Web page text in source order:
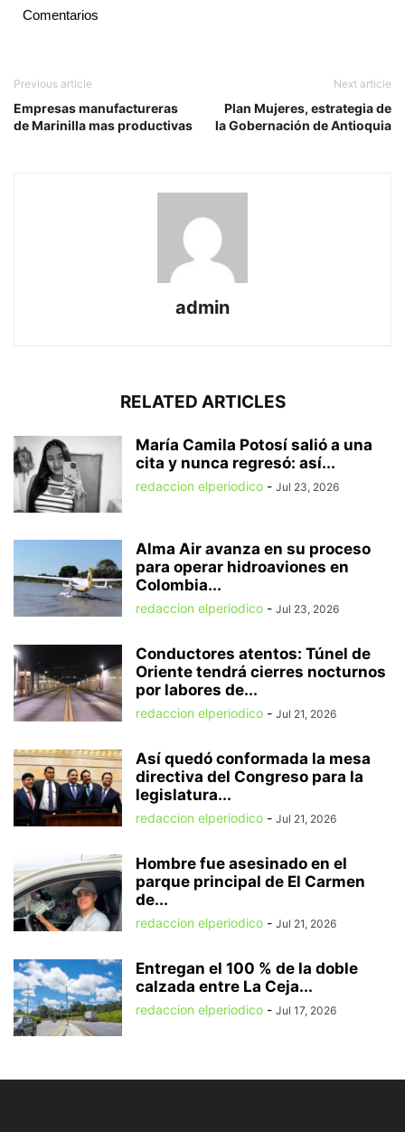
Comentarios
Previous article
Empresas manufactureras
de Marinilla mas productivas
Next article
Plan Mujeres, estrategia de
la Gobernación de Antioquia
admin
RELATED ARTICLES
María Camila Potosí salió a una
cita y nunca regresó: así...
redaccion elperiodico - Jul 23, 2026
Alma Air avanza en su proceso
para operar hidroaviones en
Colombia...
redaccion elperiodico - Jul 23, 2026
Conductores atentos: Túnel de
Oriente tendrá cierres nocturnos
por labores de...
redaccion elperiodico - Jul 21, 2026
Así quedó conformada la mesa
directiva del Congreso para la
legislatura...
redaccion elperiodico - Jul 21, 2026
Hombre fue asesinado en el
parque principal de El Carmen
de...
redaccion elperiodico - Jul 21, 2026
Entregan el 100 % de la doble
calzada entre La Ceja...
redaccion elperiodico - Jul 17, 2026